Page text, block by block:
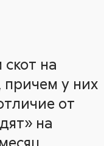
на
у них
от
на